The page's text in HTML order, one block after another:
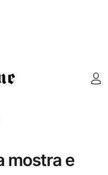
mostra e